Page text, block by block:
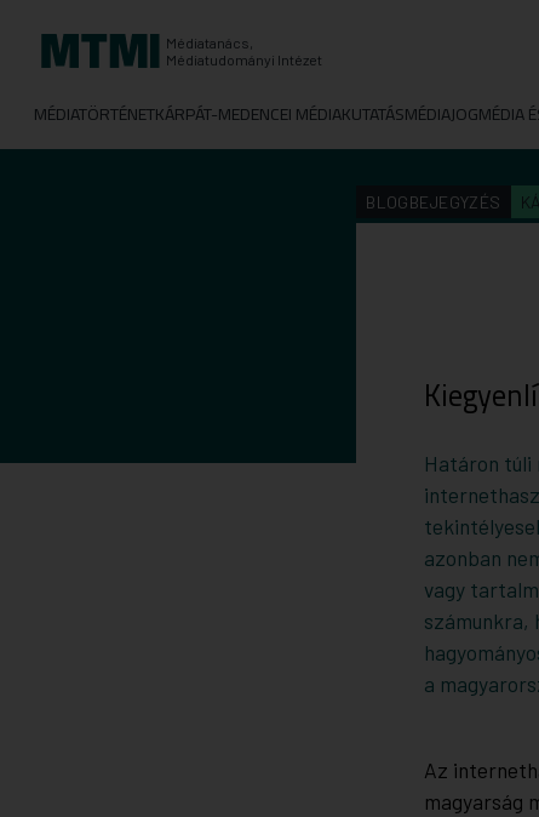
Médiatanács,
Médiatudományi Intézet
MÉDIATÖRTÉNETKÁRPÁT-MEDENCEI MÉDIAKUTATÁSMÉDIAJOGMÉDIA
BLOGBEJEGYZÉS
Határon
azonban
vagy
számunkra,
a
Az
magyarság